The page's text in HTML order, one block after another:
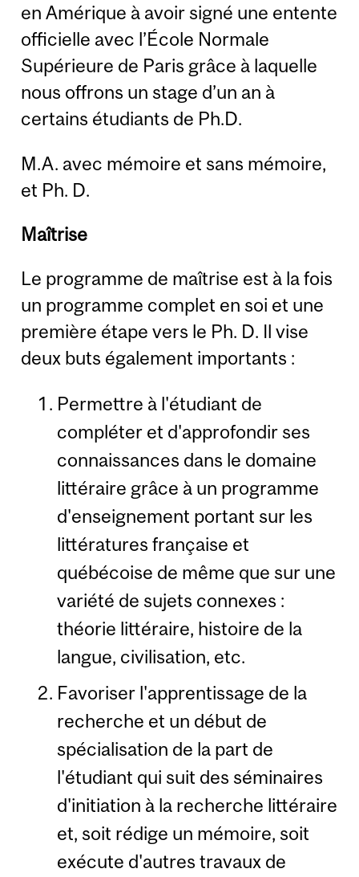
en Amérique à avoir signé une entente
officielle avec l’École Normale
Supérieure de Paris grâce à laquelle
nous offrons un stage d’un an à
certains étudiants de Ph.D.
M.A. avec mémoire et sans mémoire,
et Ph. D.
Maîtrise
Le programme de maîtrise est à la fois
un programme complet en soi et une
première étape vers le Ph. D. Il vise
deux buts également importants :
Permettre à l'étudiant de
compléter et d'approfondir ses
connaissances dans le domaine
littéraire grâce à un programme
d'enseignement portant sur les
littératures française et
québécoise de même que sur une
variété de sujets connexes :
théorie littéraire, histoire de la
langue, civilisation, etc.
Favoriser l'apprentissage de la
recherche et un début de
spécialisation de la part de
l'étudiant qui suit des séminaires
d'initiation à la recherche littéraire
et, soit rédige un mémoire, soit
exécute d'autres travaux de